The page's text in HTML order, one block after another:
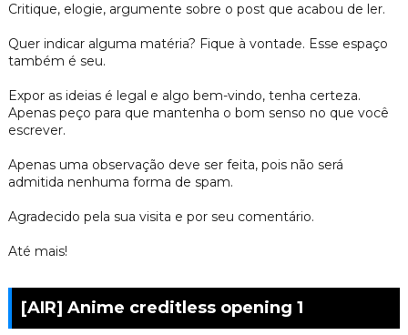
Critique, elogie, argumente sobre o post que acabou de ler.
Quer indicar alguma matéria? Fique à vontade. Esse espaço
também é seu.
Expor as ideias é legal e algo bem-vindo, tenha certeza.
Apenas peço para que mantenha o bom senso no que você
escrever.
Apenas uma observação deve ser feita, pois não será
admitida nenhuma forma de spam.
Agradecido pela sua visita e por seu comentário.
Até mais!
[AIR] Anime creditless opening 1